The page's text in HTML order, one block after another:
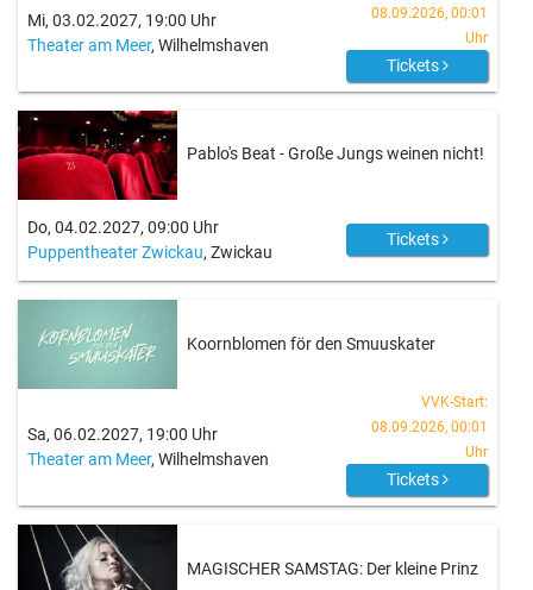
Mi, 03.02.2027, 19:00 Uhr
Theater am Meer, Wilhelmshaven
08.09.2026, 00:01
Uhr
Tickets
Pablo's Beat - Große Jungs weinen nicht!
Do, 04.02.2027, 09:00 Uhr
Puppentheater Zwickau, Zwickau
Tickets
Koornblomen för den Smuuskater
Sa, 06.02.2027, 19:00 Uhr
Theater am Meer, Wilhelmshaven
VVK-Start:
08.09.2026, 00:01
Uhr
Tickets
MAGISCHER SAMSTAG: Der kleine Prinz